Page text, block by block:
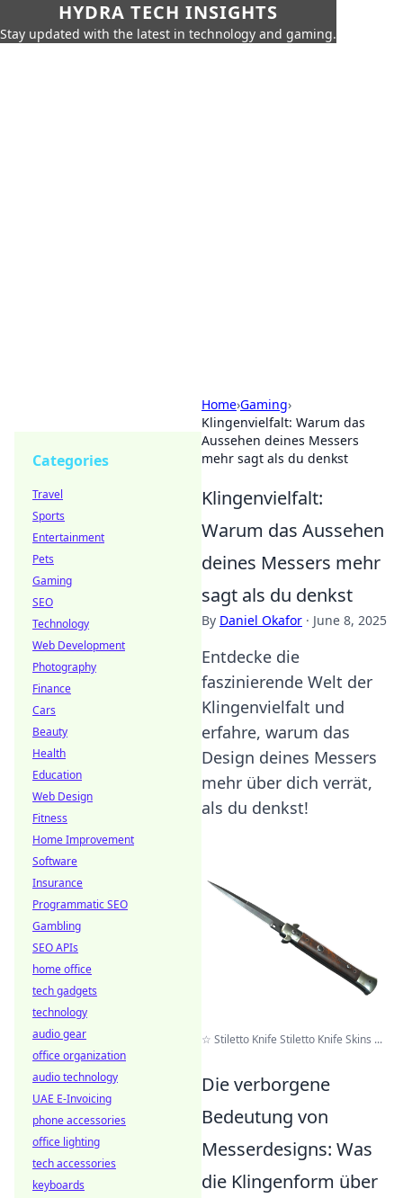
HYDRA TECH INSIGHTS
Stay updated with the latest in technology and gaming.
Home›Gaming›
Klingenvielfalt: Warum das
Aussehen deines Messers
mehr sagt als du denkst
Klingenvielfalt:
Warum das Aussehen
deines Messers mehr
sagt als du denkst
By Daniel Okafor · June 8, 2025
Entdecke die
faszinierende Welt der
Klingenvielfalt und
erfahre, warum das
Design deines Messers
mehr über dich verrät,
als du denkst!
☆ Stiletto Knife Stiletto Knife Skins ...
Die verborgene
Bedeutung von
Messerdesigns: Was
die Klingenform über
Categories
Travel
Sports
Entertainment
Pets
Gaming
SEO
Technology
Web Development
Photography
Finance
Cars
Beauty
Health
Education
Web Design
Fitness
Home Improvement
Software
Insurance
Programmatic SEO
Gambling
SEO APIs
home office
tech gadgets
technology
audio gear
office organization
audio technology
UAE E-Invoicing
phone accessories
office lighting
tech accessories
keyboards